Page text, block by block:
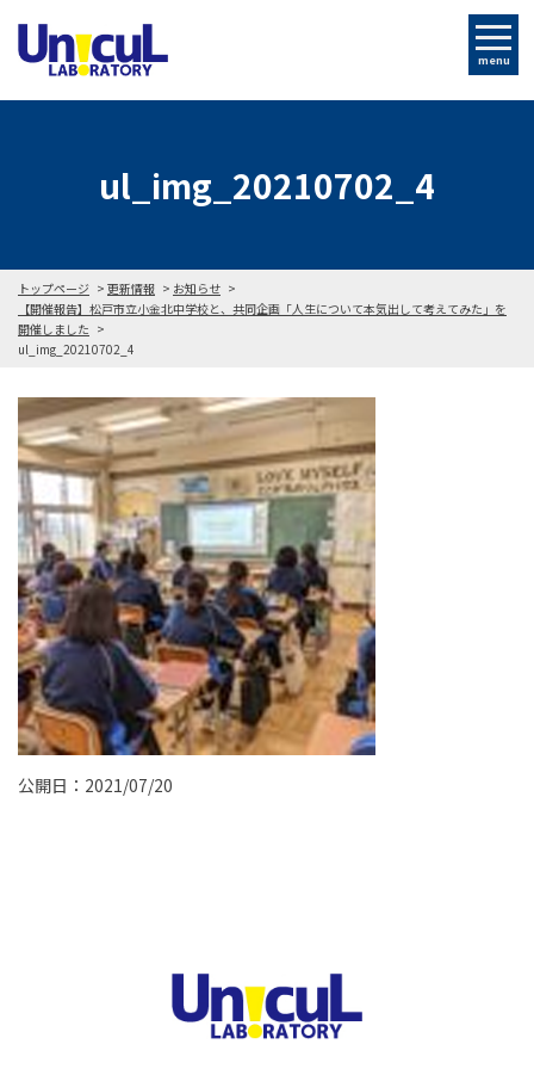
menu
ul_img_20210702_4
トップページ 更新情報
お知らせ
【開催報告】松戸市立小金北中学校と、共同企画「人生について本気出して考えてみた」を
開催しました
ul_img_20210702_4
公開日：2021/07/20